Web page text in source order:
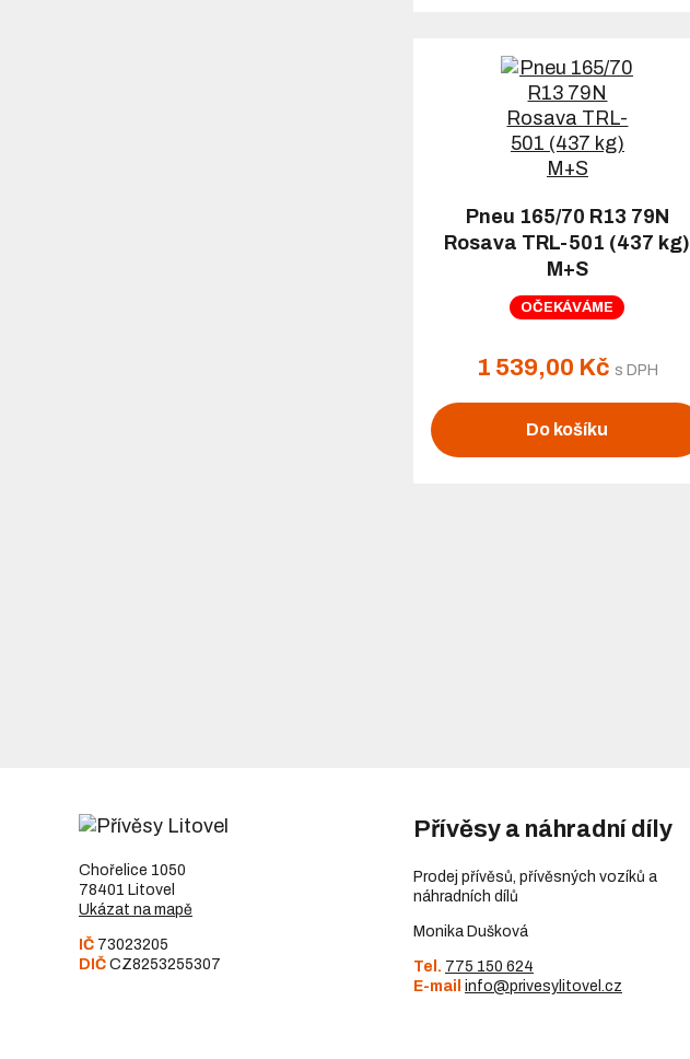
Pneu 165/70 R13 79N
Rosava TRL-501 (437 kg)
M+S
OČEKÁVÁME
1 539,00 Kč s DPH
Do košíku
Chořelice 1050
78401 Litovel
Ukázat na mapě
IČ 73023205
DIČ CZ8253255307
Přívěsy a náhradní díly
Prodej přívěsů, přívěsných vozíků a
náhradních dílů
Monika Dušková
Tel. 775 150 624
E-mail info@privesylitovel.cz